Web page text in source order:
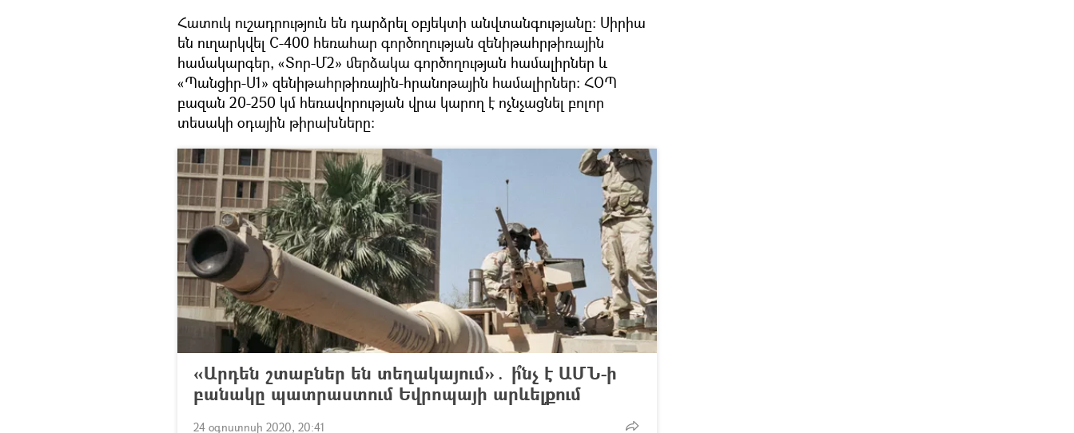
Հատուկ ուշադրություն են դարձրել օբյեկտի անվտանգությանը։ Սիրիա
են ուղարկվել C-400 հեռահար գործողության զենիթահրթիռային
համակարգեր, «Տոր-Մ2» մերձակա գործողության համալիրներ և
«Պանցիր-Ս1» զենիթահրթիռային-հրանոթային համալիրներ: ՀՕՊ
բազան 20-250 կմ հեռավորության վրա կարող է ոչնչացնել բոլոր
տեսակի օդային թիրախները։
«Արդեն շտաբներ են տեղակայում»․ ի՞նչ է ԱՄՆ-ի
բանակը պատրաստում Եվրոպայի արևելքում
24 օգոստոսի 2020, 20:41